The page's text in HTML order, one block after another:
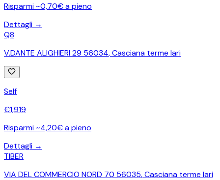
Risparmi ~0,70€ a pieno
Dettagli →
Q8
V.DANTE ALIGHIERI 29 56034,Casciana terme lari
Self
€1,919
Risparmi ~4,20€ a pieno
Dettagli →
TIBER
VIA DEL COMMERCIO NORD 70 56035,Casciana terme lari